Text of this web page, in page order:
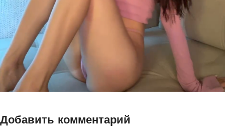
Добавить комментарий